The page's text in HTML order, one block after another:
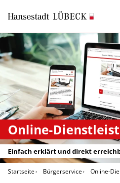
Online-
Einfach erklärt und direkt
Startseite Bürgerservice Online-